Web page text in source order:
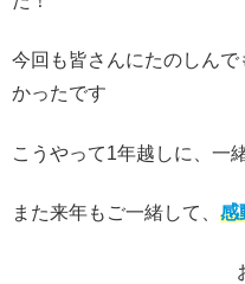
今回も皆さんにたのしん
かったです
こうやって1年越しに、一
また来年もご一緒して、 感